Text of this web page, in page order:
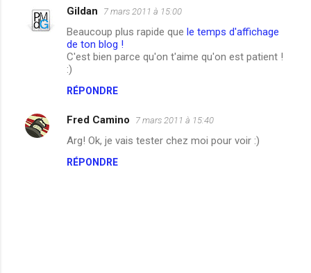
e
r
e
Gildan 7 mars 2011 à 15:00
Beaucoup plus rapide que le temps d'affichage
de ton blog !
C'est bien parce qu'on t'aime qu'on est patient !
:)
RÉPONDRE
Fred Camino 7 mars 2011 à 15:40
Arg! Ok, je vais tester chez moi pour voir :)
RÉPONDRE